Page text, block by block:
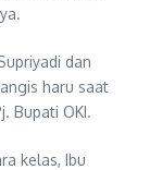
dan
haru saat
Bupati OKI.
kelas, Ibu